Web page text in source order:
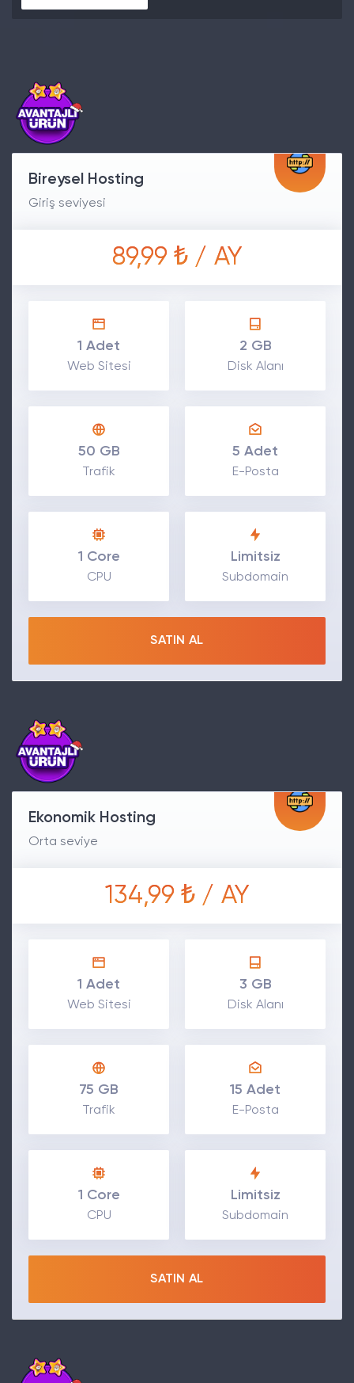
Bireysel Hosting
Giriş seviyesi
89,99 ₺ / AY
1 Adet
Web Sitesi
2 GB
Disk Alanı
50 GB
Trafik
5 Adet
E-Posta
1 Core
CPU
Limitsiz
Subdomain
SATIN AL
Ekonomik Hosting
Orta seviye
134,99 ₺ / AY
1 Adet
Web Sitesi
3 GB
Disk Alanı
75 GB
Trafik
15 Adet
E-Posta
1 Core
CPU
Limitsiz
Subdomain
SATIN AL